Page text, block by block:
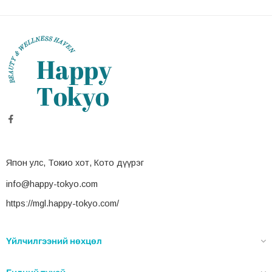
Япон улс, Токио хот, Кото дүүрэг
info@happy-tokyo.com
https://mgl.happy-tokyo.com/
Үйлчилгээний нөхцөл